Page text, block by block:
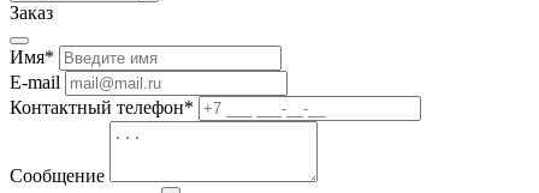
Заказ
Имя*
E-mail
Контактный телефон*
Сообщение